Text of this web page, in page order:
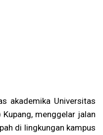
akademika Universitas
Kupang, menggelar jalan
di lingkungan kampus